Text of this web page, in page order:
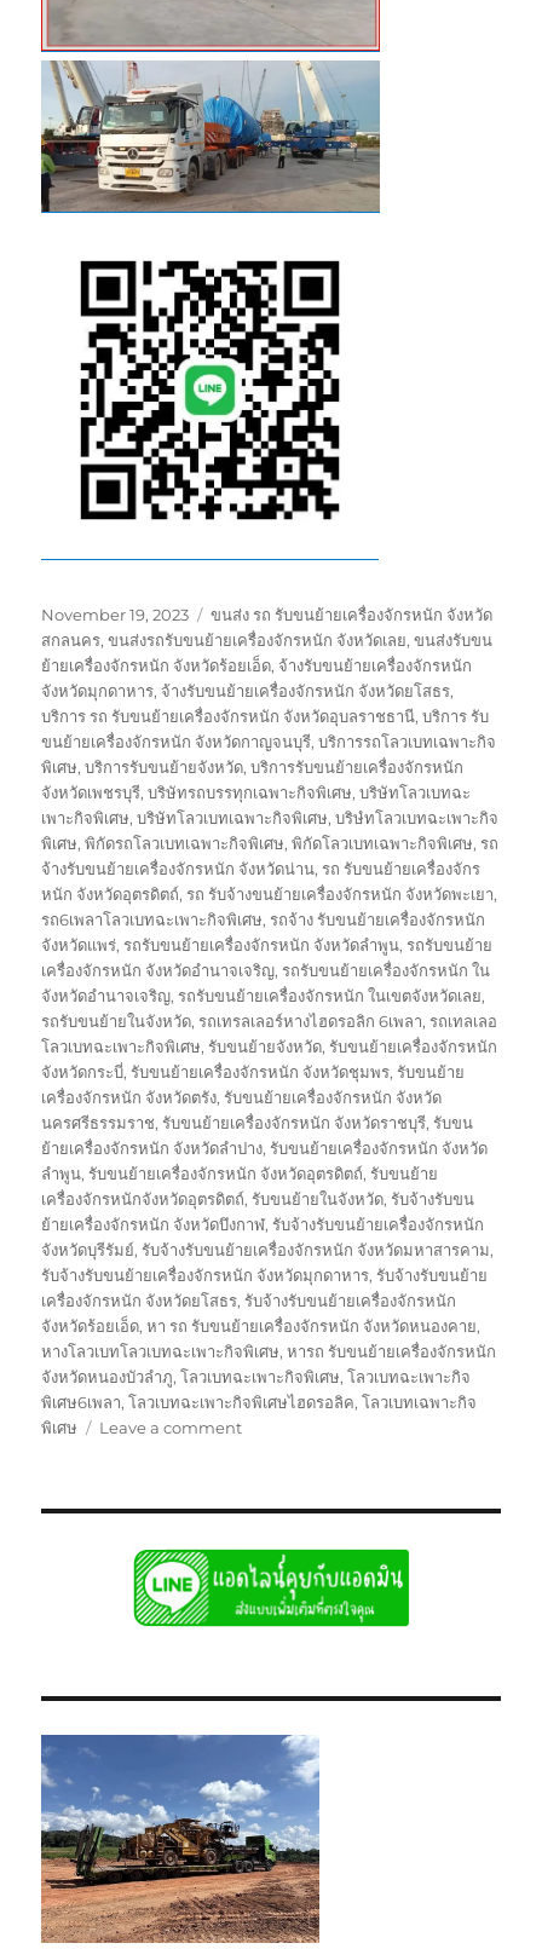
Posted
on
November 19, 2023 Tags
ขนส่ง รถ รับขนย้ายเครื่องจักรหนัก จังหวัด
สกลนคร,ขนส่งรถรับขนย้ายเครื่องจักรหนัก จังหวัดเลย,ขนส่งรับขน
ย้ายเครื่องจักรหนัก จังหวัดร้อยเอ็ด, จ้างรับขนย้ายเครื่องจักรหนัก
จังหวัดมุกดาหาร, จ้างรับขนย้ายเครื่องจักรหนัก จังหวัดยโสธร,
บริการ รถ รับขนย้ายเครื่องจักรหนัก จังหวัดอุบลราชธานี,บริการ รับ
ขนย้ายเครื่องจักรหนัก จังหวัดกาญจนบุรี,บริการรถโลวเบทเฉพาะกิจ
พิเศษ,บริการรับขนย้ายจังหวัด,บริการรับขนย้ายเครื่องจักรหนัก
จังหวัดเพชรบุรี,บริษัทรถบรรทุกเฉพาะกิจพิเศษ,บริษัทโลวเบทฉะ
เพาะกิจพิเศษ,บริษัทโลวเบทเฉพาะกิจพิเศษ,บริษํทโลวเบทฉะเพาะกิจ
พิเศษ,พิกัดรถโลวเบทเฉพาะกิจพิเศษ,พิกัดโลวเบทเฉพาะกิจพิเศษ,รถ
จ้างรับขนย้ายเครื่องจักรหนัก จังหวัดน่าน,รถ รับขนย้ายเครื่องจักร
หนัก จังหวัดอุตรดิตถ์,รถ รับจ้างขนย้ายเครื่องจักรหนัก จังหวัดพะเยา,
รถ6เพลาโลวเบทฉะเพาะกิจพิเศษ,รถจ้าง รับขนย้ายเครื่องจักรหนัก
จังหวัดแพร่,รถรับขนย้ายเครื่องจักรหนัก จังหวัดลำพูน,รถรับขนย้าย
เครื่องจักรหนัก จังหวัดอำนาจเจริญ,รถรับขนย้ายเครื่องจักรหนัก ใน
จังหวัดอำนาจเจริญ,รถรับขนย้ายเครื่องจักรหนัก ในเขตจังหวัดเลย,
รถรับขนย้ายในจังหวัด,รถเทรลเลอร์หางไฮดรอลิก 6เพลา,รถเทลเลอ
โลวเบทฉะเพาะกิจพิเศษ,รับขนย้ายจังหวัด,รับขนย้ายเครื่องจักรหนัก
จังหวัดกระบี่,รับขนย้ายเครื่องจักรหนัก จังหวัดชุมพร,รับขนย้าย
เครื่องจักรหนัก จังหวัดตรัง,รับขนย้ายเครื่องจักรหนัก จังหวัด
นครศรีธรรมราช,รับขนย้ายเครื่องจักรหนัก จังหวัดราชบุรี,รับขน
ย้ายเครื่องจักรหนัก จังหวัดลำปาง,รับขนย้ายเครื่องจักรหนัก จังหวัด
ลำพูน,รับขนย้ายเครื่องจักรหนัก จังหวัดอุตรดิตถ์,รับขนย้าย
เครื่องจักรหนักจังหวัดอุตรดิตถ์,รับขนย้ายในจังหวัด,รับจ้างรับขน
ย้ายเครื่องจักรหนัก จังหวัดบึงกาฬ,รับจ้างรับขนย้ายเครื่องจักรหนัก
จังหวัดบุรีรัมย์,รับจ้างรับขนย้ายเครื่องจักรหนัก จังหวัดมหาสารคาม,
รับจ้างรับขนย้ายเครื่องจักรหนัก จังหวัดมุกดาหาร,รับจ้างรับขนย้าย
เครื่องจักรหนัก จังหวัดยโสธร,รับจ้างรับขนย้ายเครื่องจักรหนัก
จังหวัดร้อยเอ็ด,หา รถ รับขนย้ายเครื่องจักรหนัก จังหวัดหนองคาย,
หางโลวเบทโลวเบทฉะเพาะกิจพิเศษ,หารถ รับขนย้ายเครื่องจักรหนัก
จังหวัดหนองบัวลำภู,โลวเบทฉะเพาะกิจพิเศษ,โลวเบทฉะเพาะกิจ
พิเศษ6เพลา,โลวเบทฉะเพาะกิจพิเศษไฮดรอลิค,โลวเบทเฉพาะกิจ
พิเศษ
Leave a commenton
พิเศษ
บรรทุก
รับ
ส่ง
เหมา
กลับ